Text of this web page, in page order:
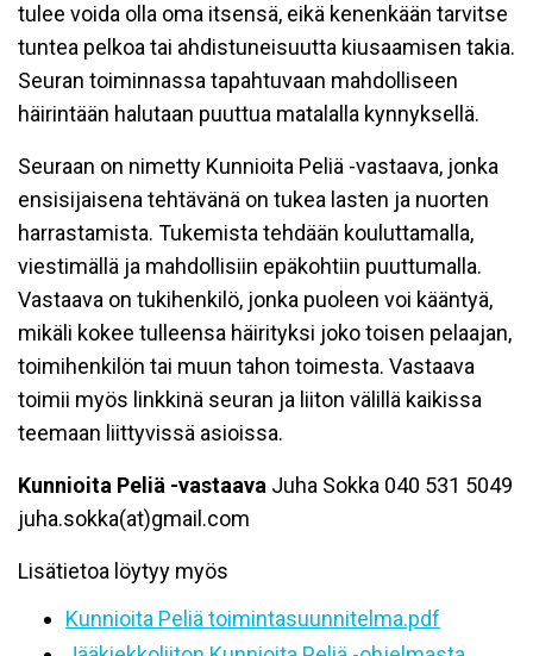
tulee voida olla oma itsensä, eikä kenenkään tarvitse
tuntea pelkoa tai ahdistuneisuutta kiusaamisen takia.
Seuran toiminnassa tapahtuvaan mahdolliseen
häirintään halutaan puuttua matalalla kynnyksellä.
Seuraan on nimetty Kunnioita Peliä -vastaava, jonka
ensisijaisena tehtävänä on tukea lasten ja nuorten
harrastamista. Tukemista tehdään kouluttamalla,
viestimällä ja mahdollisiin epäkohtiin puuttumalla.
Vastaava on tukihenkilö, jonka puoleen voi kääntyä,
mikäli kokee tulleensa häirityksi joko toisen pelaajan,
toimihenkilön tai muun tahon toimesta. Vastaava
toimii myös linkkinä seuran ja liiton välillä kaikissa
teemaan liittyvissä asioissa.
Kunnioita Peliä -vastaava Juha Sokka 040 531 5049
juha.sokka(at)gmail.com
Lisätietoa löytyy myös
Kunnioita Peliä toimintasuunnitelma.pdf